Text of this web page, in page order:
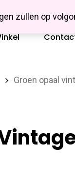
zullen op
Groen opaal